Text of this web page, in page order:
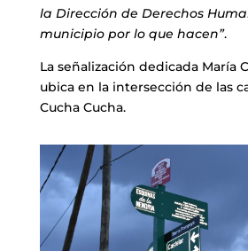
la Dirección de Derechos
municipio por lo que hacen”.
La señalización dedicada María
ubica en la intersección de las
Cucha Cucha.